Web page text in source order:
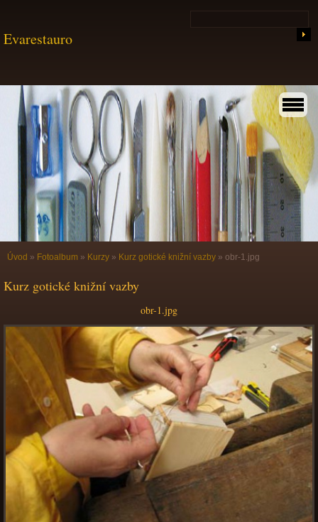
Evarestauro
Úvod » Fotoalbum » Kurzy » Kurz gotické knižní vazby » obr-1.jpg
Kurz gotické knižní vazby
obr-1.jpg